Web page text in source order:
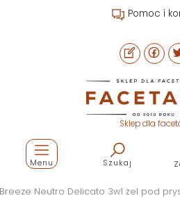
Pomoc i
Sklep dla
Szukaj
Menu
Breeze Neutro Delicato 3w1 żel pod